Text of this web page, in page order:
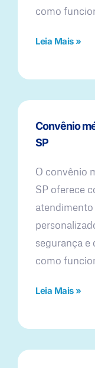
como
Leia Mais »
Convênio
SP
O convênio
SP oferece
atendimento
segurança e
como
Leia Mais »